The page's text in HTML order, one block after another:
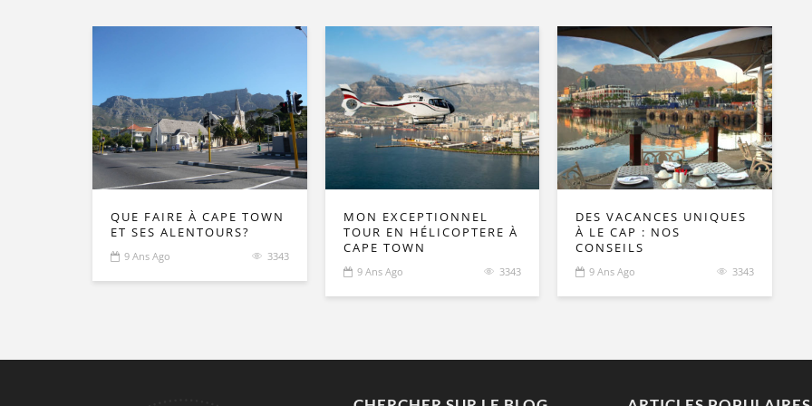
QUE FAIRE À CAPE TOWN
ET SES ALENTOURS?
9 Ans Ago 3343
MON EXCEPTIONNEL
TOUR EN HÉLICOPTERE À
CAPE TOWN
9 Ans Ago 3343
DES VACANCES UNIQUES
À LE CAP : NOS
CONSEILS
9 Ans Ago 3343